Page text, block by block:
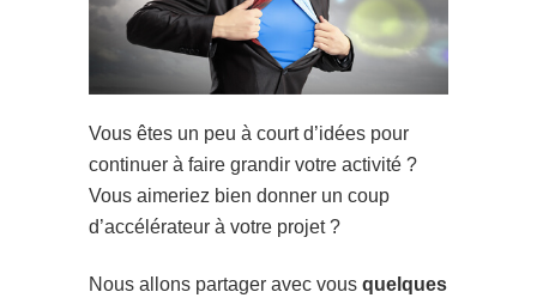
Vous êtes un peu à court d’idées pour
continuer à faire grandir votre activité ?
Vous aimeriez bien donner un coup
d’accélérateur à votre projet ?
Nous allons partager avec vous quelques